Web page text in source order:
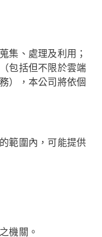
集、處理及利用；
包括但不限於雲端
），本公司將依個
範圍內，可能提供
機關。